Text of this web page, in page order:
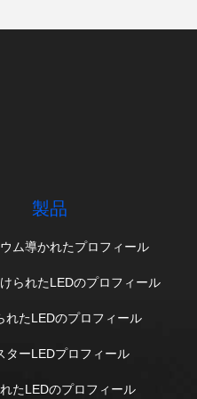
製品
ム導かれたプロフィール
られたLEDのプロフィール
れたLEDのプロフィール
ターLEDプロフィール
たLEDのプロフィール